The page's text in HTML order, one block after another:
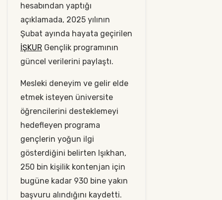
hesabından yaptığı
açıklamada, 2025 yılının
Şubat ayında hayata geçirilen
İŞKUR Gençlik programının
güncel verilerini paylaştı.
Mesleki deneyim ve gelir elde
etmek isteyen üniversite
öğrencilerini desteklemeyi
hedefleyen programa
gençlerin yoğun ilgi
gösterdiğini belirten Işıkhan,
250 bin kişilik kontenjan için
bugüne kadar 930 bine yakın
başvuru alındığını kaydetti.